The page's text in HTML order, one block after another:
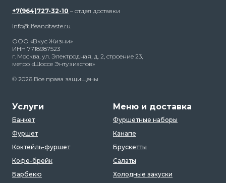
+7(964)727-32-10 – отдел доставки
info@lifeandtaste.ru
ООО «Вкус Жизни»
ИНН 7718987523
г. Москва, ул. Электродная, д. 2, строение 23,
метро «Шоссе Энтузиастов»
© 2026 Все права защищены
Услуги
Банкет
Фуршет
Коктейль-фуршет
Кофе-брейк
Барбекю
Меню и доставка
Фуршетные наборы
Канапе
Брускетты
Салаты
Холодные закуски